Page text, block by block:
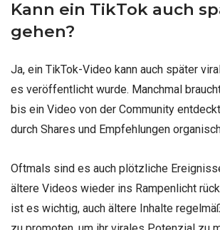
Kann ein TikTok auch
gehen?
Ja, ein TikTok-Video kann auch später
es veröffentlicht wurde. Manchmal
bis ein Video von der Community
durch Shares und Empfehlungen
Oftmals sind es auch plötzliche
ältere Videos wieder ins Rampenlicht
ist es wichtig, auch ältere Inhalte